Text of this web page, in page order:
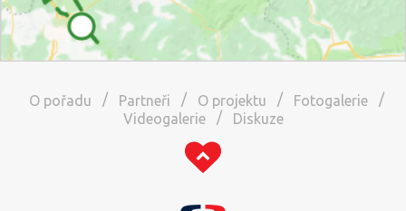
O pořadu / Partneři / O projektu / Fotogalerie
/
Videogalerie
/ Diskuze